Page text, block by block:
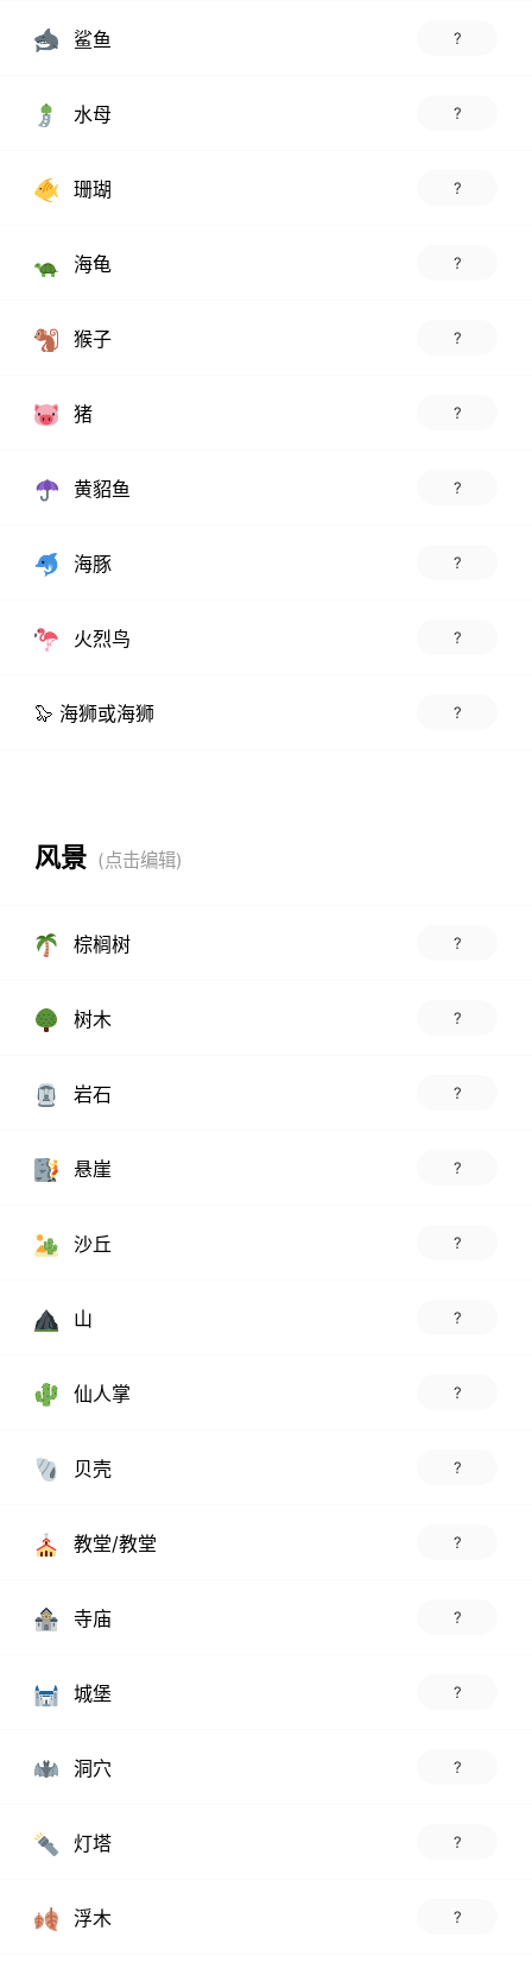
鲨鱼 ?
水母 ?
珊瑚 ?
海龟 ?
猴子 ?
猪 ?
黄貂鱼 ?
海豚 ?
火烈鸟 ?
🦭 海狮或海狮 ?
风景
棕榈树 ?
树木 ?
岩石 ?
悬崖 ?
沙丘 ?
山 ?
仙人掌 ?
贝壳 ?
教堂/教堂 ?
寺庙 ?
城堡 ?
洞穴 ?
灯塔 ?
浮木 ?